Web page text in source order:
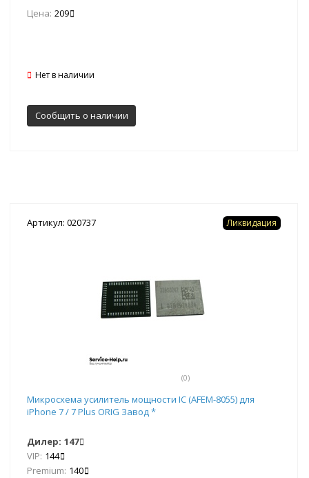
Цена: 209
Нет в наличии
Сообщить о наличии
Артикул: 020737
(0)
Ликвидация
Микросхема усилитель мощности IC (AFEM-8055) для
iPhone 7 / 7 Plus ORIG Завод *
Дилер: 147
VIP: 144
Premium: 140